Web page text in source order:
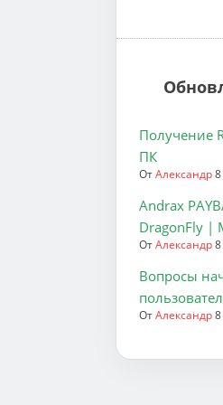
Получение
ПК
ОтАлександр
Andrax
DragonFly
ОтАлександр
Вопросы
ОтАлександр